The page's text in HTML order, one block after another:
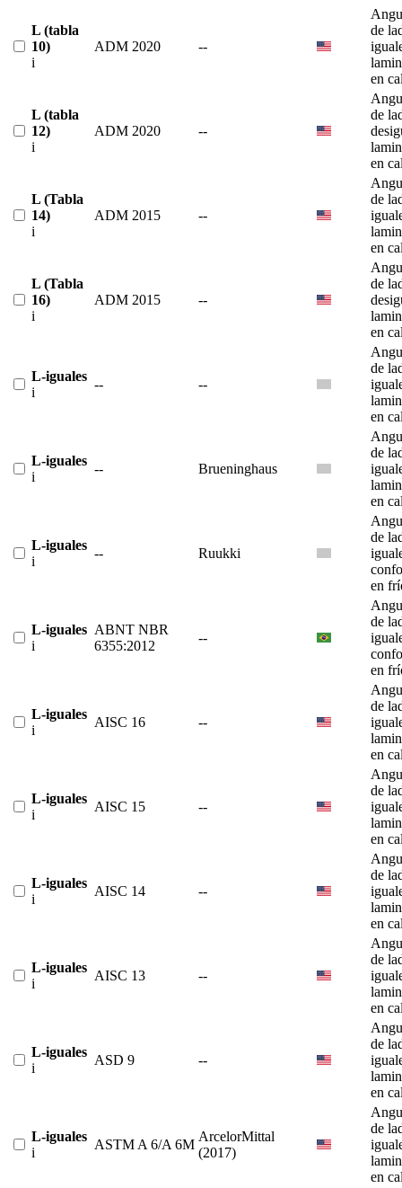
L (tabla
10)
i
ADM 2020 --
de
en
L (tabla
12)
i
ADM 2020 --
de
en
L (Tabla
14)
i
ADM 2015 --
de
en
L (Tabla
16)
i
ADM 2015 --
de
en
L-iguales
i
-- --
de
en
L-iguales
i
-- Brueninghaus
de
en
L-iguales
i
-- Ruukki
de
en
L-iguales
i
ABNT NBR
6355:2012
--
de
en
L-iguales
i
AISC 16 --
de
en
L-iguales
i
AISC 15 --
de
en
L-iguales
i
AISC 14 --
de
en
L-iguales
i
AISC 13 --
de
en
L-iguales
i
ASD 9 --
de
en
L-iguales
i
ASTM A 6/A 6M
ArcelorMittal
(2017)
de
en